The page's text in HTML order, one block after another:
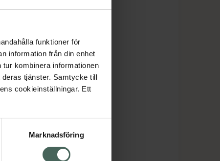
funktioner för
information från din enhet
kombinera informationen
tjänster. Samtycke till
cookieinställningar. Ett
Marknadsföring